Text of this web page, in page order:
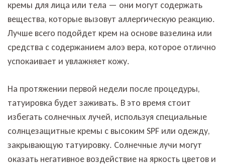
кремы для лица или тела — они могут содержать
вещества, которые вызовут аллергическую реакцию.
Лучше всего подойдет крем на основе вазелина или
средства с содержанием алоэ вера, которое отлично
успокаивает и увлажняет кожу.
На протяжении первой недели после процедуры,
татуировка будет заживать. В это время стоит
избегать солнечных лучей, используя специальные
солнцезащитные кремы с высоким SPF или одежду,
закрывающую татуировку. Солнечные лучи могут
оказать негативное воздействие на яркость цветов и